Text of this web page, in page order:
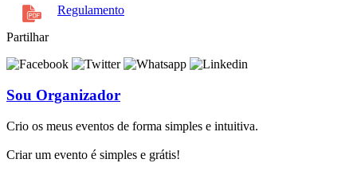
Regulamento
Partilhar
Sou Organizador
Crio os meus eventos de forma simples e intuitiva.
Criar um evento é simples e grátis!